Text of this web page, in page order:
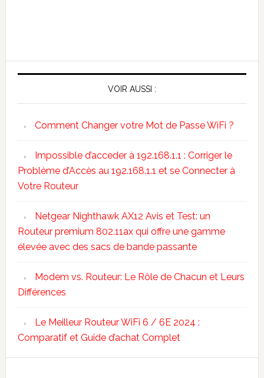
VOIR AUSSI :
Comment Changer votre Mot de Passe WiFi ?
Impossible d’acceder à 192.168.1.1 : Corriger le
Problème d’Accès au 192.168.1.1 et se Connecter à
Votre Routeur
Netgear Nighthawk AX12 Avis et Test: un
Routeur premium 802.11ax qui offre une gamme
élevée avec des sacs de bande passante
Modem vs. Routeur: Le Rôle de Chacun et Leurs
Différences
Le Meilleur Routeur WiFi 6 / 6E 2024 :
Comparatif et Guide d’achat Complet